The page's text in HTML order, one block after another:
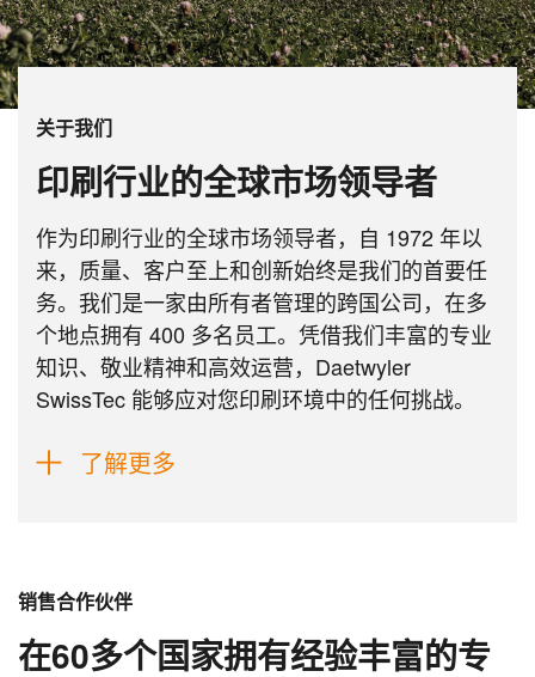
关于我们
印刷行业的全球市场领导者
作为印刷行业的全球市场领导者，自 1972 年以
来，质量、客户至上和创新始终是我们的首要任
务。我们是一家由所有者管理的跨国公司，在多
个地点拥有 400 多名员工。凭借我们丰富的专业
知识、敬业精神和高效运营，Daetwyler
SwissTec 能够应对您印刷环境中的任何挑战。
了解更多
销售合作伙伴
在60多个国家拥有经验丰富的专